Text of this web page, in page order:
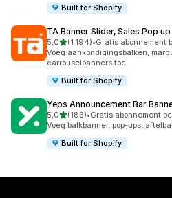
Built for Shopify
TA Banner Slider, Sales Pop up
5,0van 5 sterren
(1.194)
1194 recensies in totaal
•Gratis abonnement
Voeg aankondigingsbalken,
carrouselbanners toe
Built for Shopify
Yeps Announcement Bar
5,0van 5 sterren
(183)
183 recensies in totaal
•Gratis abonnement
Voeg balkbanner, pop-ups,
Built for Shopify